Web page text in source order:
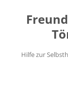
Hilfe zur